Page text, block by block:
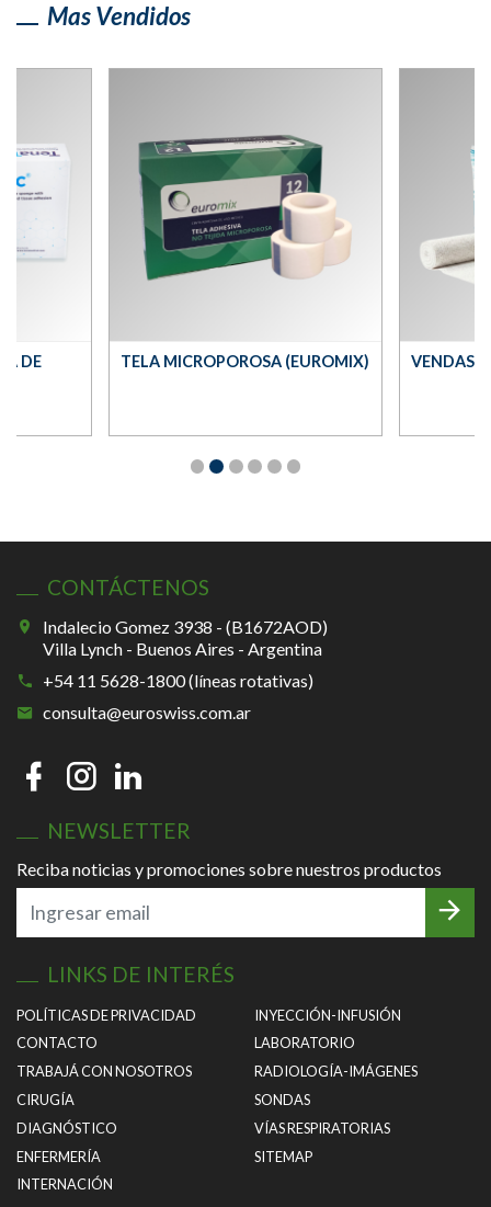
Mas Vendidos
DE TELA MICROPOROSA (EUROMIX) VENDAS
CONTÁCTENOS
Indalecio Gomez 3938 - (B1672AOD)
Villa Lynch - Buenos Aires - Argentina
+54 11 5628-1800 (líneas rotativas)
consulta@euroswiss.com.ar
NEWSLETTER
Reciba noticias y promociones sobre nuestros productos
LINKS DE INTERÉS
POLÍTICAS DE PRIVACIDAD
CONTACTO
TRABAJÁ CON NOSOTROS
CIRUGÍA
DIAGNÓSTICO
ENFERMERÍA
INTERNACIÓN
INYECCIÓN-INFUSIÓN
LABORATORIO
RADIOLOGÍA-IMÁGENES
SONDAS
VÍAS RESPIRATORIAS
SITEMAP